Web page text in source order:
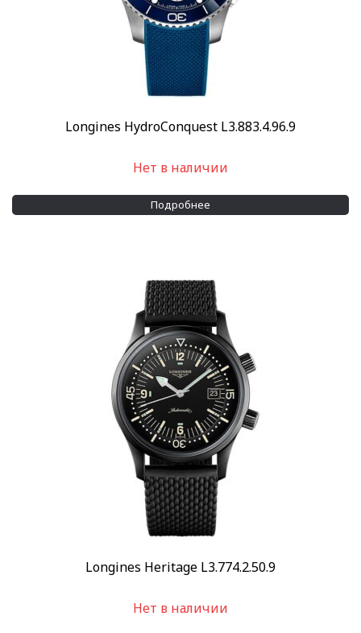
Longines HydroConquest L3.883.4.96.9
Нет в наличии
Подробнее
Longines Heritage L3.774.2.50.9
Нет в наличии